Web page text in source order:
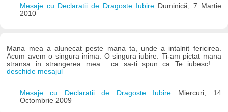
Mesaje cu Declaratii de Dragoste Iubire Duminică, 7 Martie
2010
Mana mea a alunecat peste mana ta, unde a intalnit fericirea.
Acum avem o singura inima. O singura iubire. Ti-am pictat mana
stransa in strangerea mea... ca sa-ti spun ca Te iubesc! ...
deschide mesajul
Mesaje cu Declaratii de Dragoste Iubire
Miercuri, 14
Octombrie 2009